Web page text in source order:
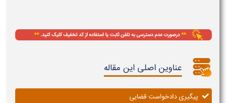
عناوین اصلی این مقاله
پیگیری دادخواست قضایی